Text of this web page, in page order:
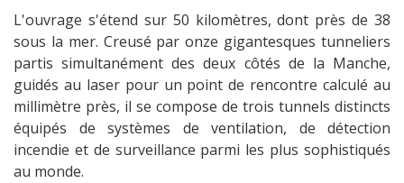
L'ouvrage s'étend sur 50 kilomètres, dont près de 38
sous la mer. Creusé par onze gigantesques tunneliers
partis simultanément des deux côtés de la Manche,
guidés au laser pour un point de rencontre calculé au
millimètre près, il se compose de trois tunnels distincts
équipés de systèmes de ventilation, de détection
incendie et de surveillance parmi les plus sophistiqués
au monde.